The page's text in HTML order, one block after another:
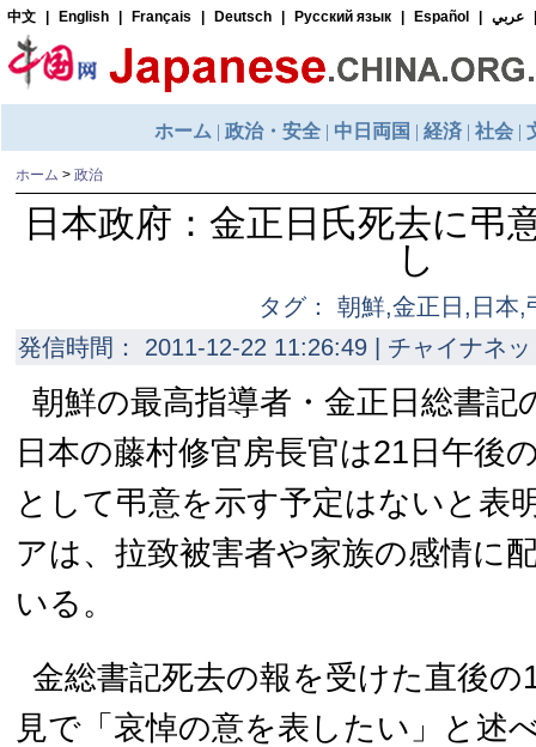
ホーム > 政治
日本政府：金正日氏死去に弔
し
タグ： 朝鮮,金正日,日本,
発信時間： 2011-12-22 11:26:49 | チャイナネ
朝鮮の最高指導者・金正日総書記
日本の藤村修官房長官は21日午後
として弔意を示す予定はないと表
アは、拉致被害者や家族の感情に
いる。
金総書記死去の報を受けた直後の
見で「哀悼の意を表したい」と述